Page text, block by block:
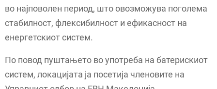
во најповолен период, што овозможува поголема
стабилност, флексибилност и ефикасност на
енергетскиот систем.
По повод пуштањето во употреба на батерискиот
систем, локацијата ја посетија членовите на